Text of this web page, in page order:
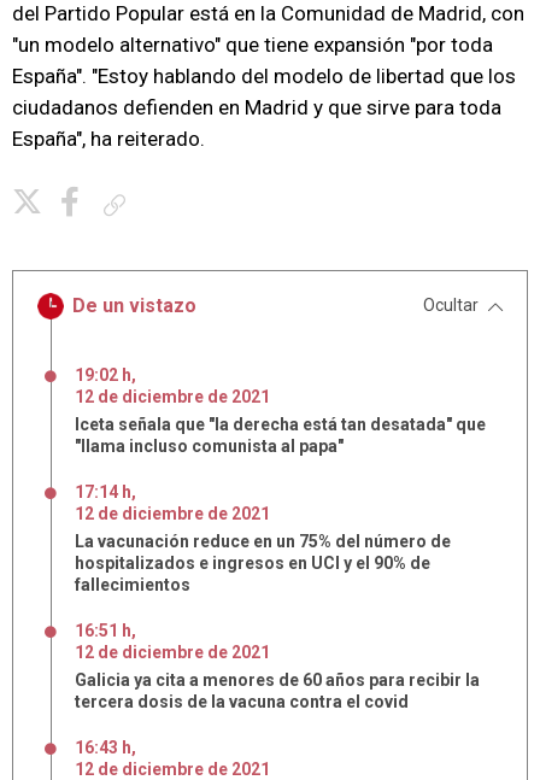
del Partido Popular está en la Comunidad de Madrid, con
"un modelo alternativo" que tiene expansión "por toda
España". "Estoy hablando del modelo de libertad que los
ciudadanos defienden en Madrid y que sirve para toda
España", ha reiterado.
De un vistazo Ocultar
19:02 h,
12 de diciembre de 2021
Iceta señala que "la derecha está tan desatada" que
"llama incluso comunista al papa"
17:14 h,
12 de diciembre de 2021
La vacunación reduce en un 75% del número de
hospitalizados e ingresos en UCI y el 90% de
fallecimientos
16:51 h,
12 de diciembre de 2021
Galicia ya cita a menores de 60 años para recibir la
tercera dosis de la vacuna contra el covid
16:43 h,
12 de diciembre de 2021